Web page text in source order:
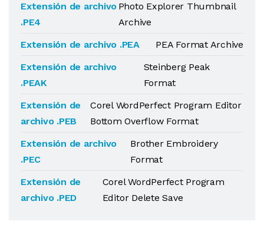
Extensión de archivo
.PE4
Photo Explorer Thumbnail
Archive
Extensión de archivo .PEA
PEA Format Archive
Extensión de archivo
.PEAK
Steinberg Peak
Format
Extensión de
archivo .PEB
Corel WordPerfect Program Editor
Bottom Overflow Format
Extensión de archivo
.PEC
Brother Embroidery
Format
Extensión de
archivo .PED
Corel WordPerfect Program
Editor Delete Save